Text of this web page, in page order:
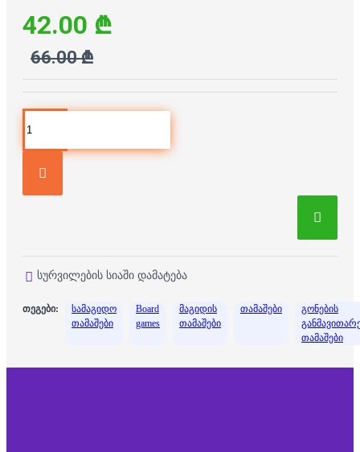
42.00 ₾
66.00 ₾
სურვილების სიაში დამატება
თეგები:
სამაგიდო
თამაშები
Board
games
მაგიდის
თამაშები
თამაშები
გონების
თამაშები